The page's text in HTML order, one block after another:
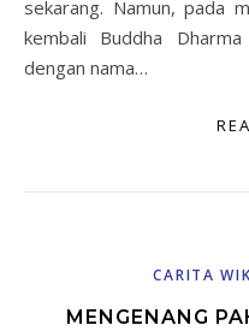
sekarang. Namun, pada
kembali Buddha
dengan nama…
CARITA
MENGENANG